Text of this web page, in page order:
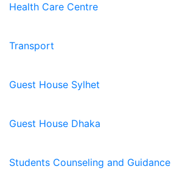
Health Care Centre
Transport
Guest House Sylhet
Guest House Dhaka
Students Counseling and Guidance